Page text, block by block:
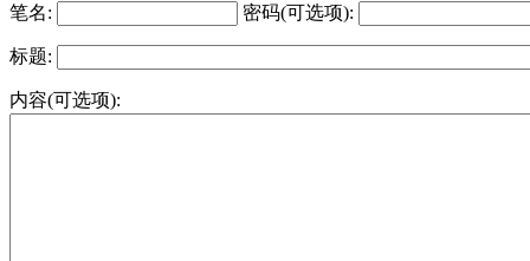
笔名: 密码(可选项):
标题:
内容(可选项):